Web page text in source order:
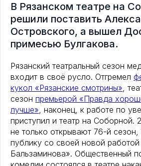
В Рязанском театре на
решили поставить
Островского, а вышел
примесью Булгакова.
Рязанский театральный сезон
входит в своё русло. Отгремел
кукол «Рязанские смотрины»,
сезон премьерой «Правда
лучше», наконец, к работе по
приступил и театр на Соборной.
не только открывают 76-й сезон,
публику со своей новой
Бальзаминова». Общественный